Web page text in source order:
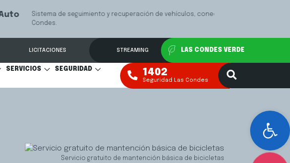
24/7 a Seguridad Las
LICITACIONES STREAMING LAS CONDES VERDE
SERVICIOS SEGURIDAD 1402
Seguridad Las Condes
Servicio gratuito de mantención básica de bicicletas